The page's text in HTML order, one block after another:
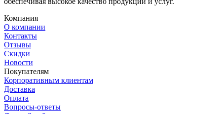
Компания
О компании
Контакты
Отзывы
Скидки
Новости
Покупателям
Корпоративным клиентам
Доставка
Оплата
Вопросы-ответы